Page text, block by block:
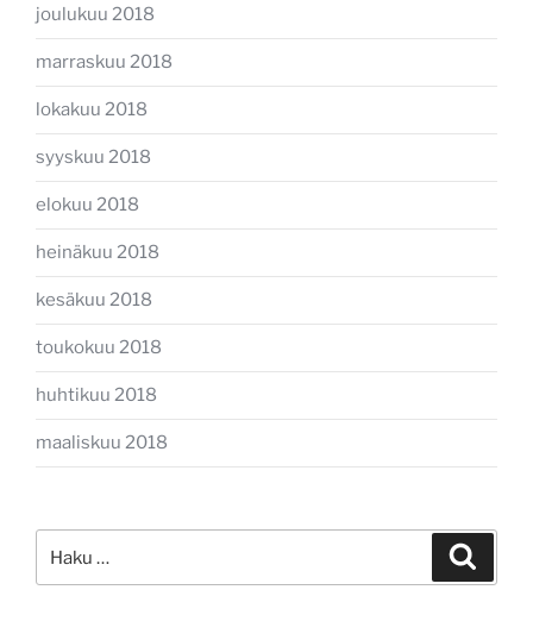
joulukuu 2018
marraskuu 2018
lokakuu 2018
syyskuu 2018
elokuu 2018
heinäkuu 2018
kesäkuu 2018
toukokuu 2018
huhtikuu 2018
maaliskuu 2018